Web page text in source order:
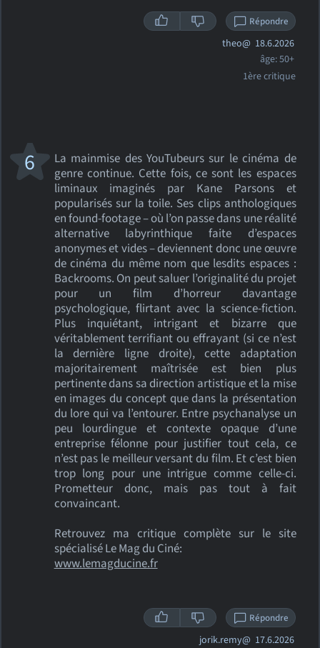
Répondre
theo@ 18.6.2026
âge: 50+
1ère critique
La mainmise des YouTubeurs sur le cinéma de
genre continue. Cette fois, ce sont les espaces
liminaux imaginés par Kane Parsons et
popularisés sur la toile. Ses clips anthologiques
en found-footage – où l’on passe dans une réalité
alternative labyrinthique faite d’espaces
anonymes et vides – deviennent donc une œuvre
de cinéma du même nom que lesdits espaces :
Backrooms. On peut saluer l’originalité du projet
pour un film d’horreur davantage
psychologique, flirtant avec la science-fiction.
Plus inquiétant, intrigant et bizarre que
véritablement terrifiant ou effrayant (si ce n’est
la dernière ligne droite), cette adaptation
majoritairement maîtrisée est bien plus
pertinente dans sa direction artistique et la mise
en images du concept que dans la présentation
du lore qui va l’entourer. Entre psychanalyse un
peu lourdingue et contexte opaque d’une
entreprise félonne pour justifier tout cela, ce
n’est pas le meilleur versant du film. Et c’est bien
trop long pour une intrigue comme celle-ci.
Prometteur donc, mais pas tout à fait
convaincant.
Retrouvez ma critique complète sur le site
spécialisé Le Mag du Ciné:
www.lemagducine.fr
6
Répondre
jorik.remy@ 17.6.2026